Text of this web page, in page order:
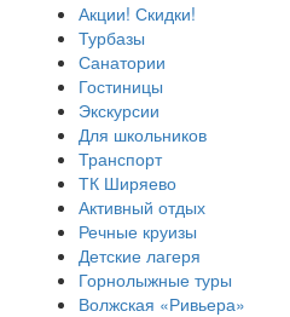
Акции! Скидки!
Турбазы
Санатории
Гостиницы
Экскурсии
Для школьников
Транспорт
ТК Ширяево
Активный отдых
Речные круизы
Детские лагеря
Горнолыжные туры
Волжская «Ривьера»